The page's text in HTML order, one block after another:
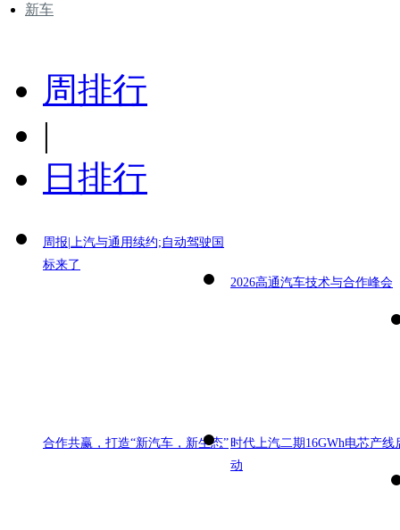
新车
周排行
|
日排行
周报|上汽与通用续约;自动驾驶国
标来了
2026高通汽车技术与合作峰会
合作共赢，打造“新汽车，新生态” 时代上汽二期16GWh电芯产线
动